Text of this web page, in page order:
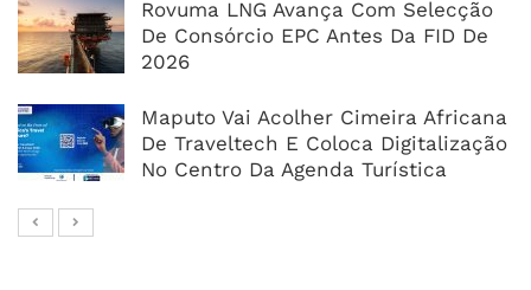
Rovuma LNG Avança Com Selecção
De Consórcio EPC Antes Da FID De
2026
Maputo Vai Acolher Cimeira Africana
De Traveltech E Coloca Digitalização
No Centro Da Agenda Turística